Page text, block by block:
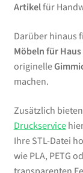
Artikelfür
Darüber hinaus
Möbeln für
originelle
machen.
Zusätzlich
Druckservice
Ihre STL-Datei
wie PLA, PETG
transparenten